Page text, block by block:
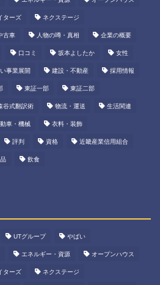
ターズ ネクステージ
古車 人物の噂・真相 企業の概要
口コミ 坂本よしたか 女性
事業展開 建設・不動産 採用情報
東証一部 東証二部
谷式翻訳術 物流・運送 生活関連
車・機械 衣料・装飾
評判 資格 近畿産業信用組合
飲食
UTグループ やばい
エネルギー・資源 オープンハウス
ターズ ネクステージ